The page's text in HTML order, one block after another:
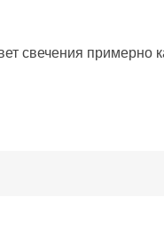
свечения примерно